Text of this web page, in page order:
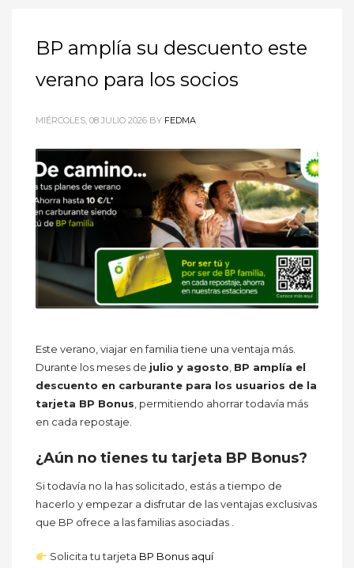
BP amplía su descuento este
verano para los socios
MIÉRCOLES, 08 JULIO 2026 BY FEDMA
Este verano, viajar en familia tiene una ventaja más.
Durante los meses de julio y agosto, BP amplía el
descuento en carburante para los usuarios de la
tarjeta BP Bonus, permitiendo ahorrar todavía más
en cada repostaje.
¿Aún no tienes tu tarjeta BP Bonus?
Si todavía no la has solicitado, estás a tiempo de
hacerlo y empezar a disfrutar de las ventajas exclusivas
que BP ofrece a las familias asociadas .
Solicita tu tarjeta BP Bonus aquí